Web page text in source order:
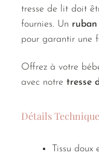
tresse de lit doit
fournies. Un
pour garantir une
Offrez à votre
avec notre tresse
Détails
Tissu